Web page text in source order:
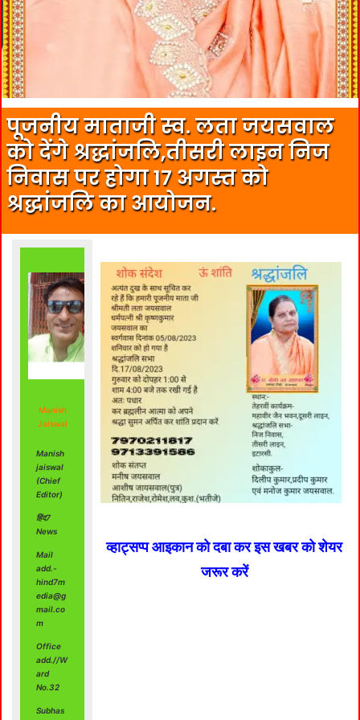
पूजनीय माताजी स्व. लता जयसवाल
को देंगे श्रद्धांजलि,तीसरी लाइन निज
निवास पर होगा 17 अगस्त को
श्रद्धांजलि का आयोजन.
Manish
Jaiswal
Manish
jaiswal
(Chief
Editor)
हिंद7
News
Mail
add.-
hind7m
edia@g
mail.co
m
Office
add.//W
ard
No.32
Subhas
व्हाट्सप्प आइकान को दबा कर इस खबर को शेयर
जरूर करें